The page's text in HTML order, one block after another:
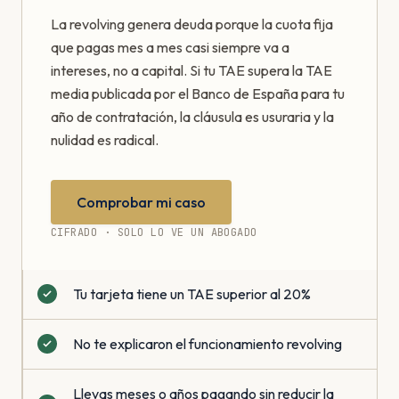
La revolving genera deuda porque la cuota fija
que pagas mes a mes casi siempre va a
intereses, no a capital. Si tu TAE supera la TAE
media publicada por el Banco de España para tu
año de contratación, la cláusula es usuraria y la
nulidad es radical.
Comprobar mi caso
CIFRADO · SOLO LO VE UN ABOGADO
Tu tarjeta tiene un TAE superior al 20%
No te explicaron el funcionamiento revolving
Llevas meses o años pagando sin reducir la